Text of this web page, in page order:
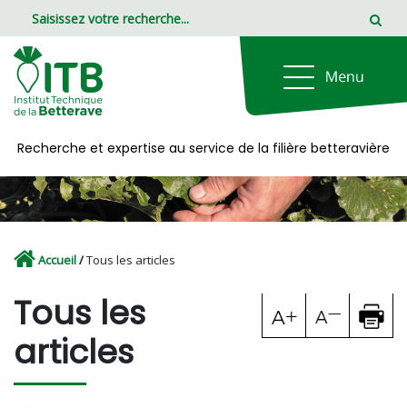
Recherche et expertise au service de la filière betteravière
Accueil/Tous les articles
Tous les
articles
Panneau de gestion des cookies